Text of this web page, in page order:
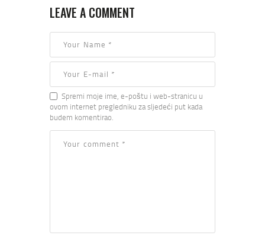
LEAVE A COMMENT
Spremi moje ime, e-poštu i web-stranicu u
ovom internet pregledniku za sljedeći put kada
budem komentirao.